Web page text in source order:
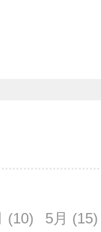
(10) 5月 (15)